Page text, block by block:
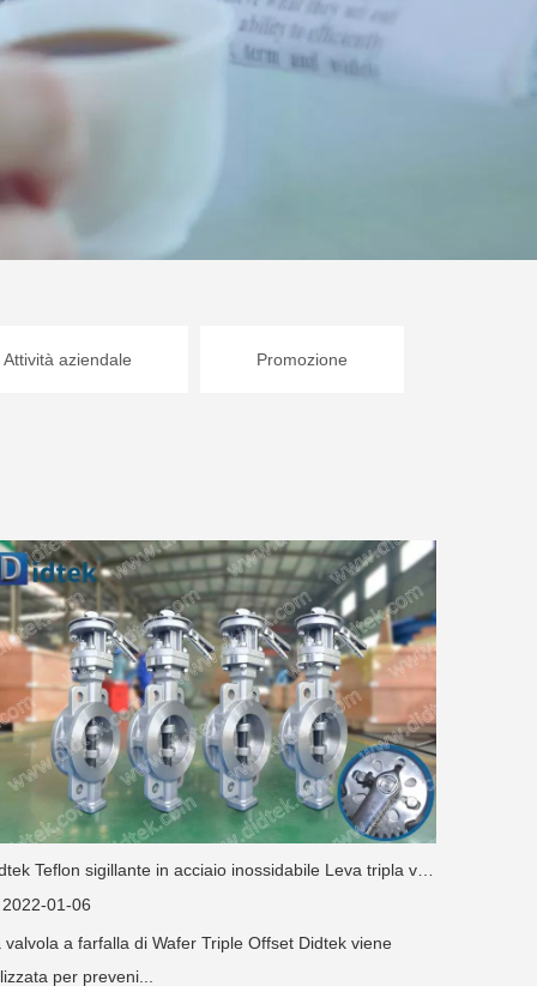
Attività aziendale Promozione
Didtek Teflon sigillante in acciaio inossidabile Leva tripla valvola a farfalla eccentrica
01-06
valvola a farfalla di Wafer Triple Offset Didtek viene
per preveni...